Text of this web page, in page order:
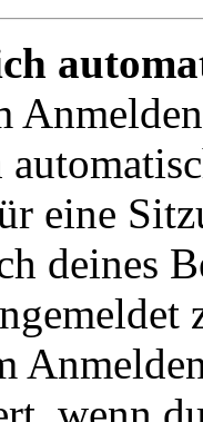
eine
deines